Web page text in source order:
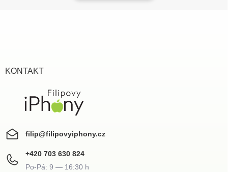
KONTAKT
filip@filipovyiphony.cz
+420 703 630 824